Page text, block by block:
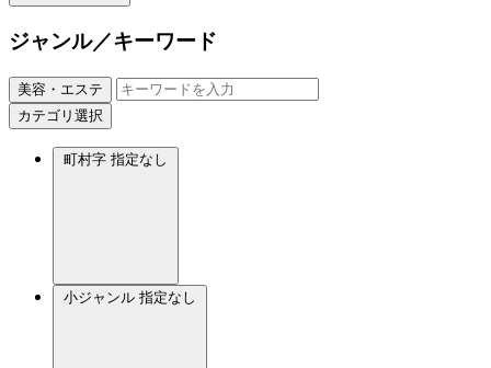
ジャンル／キーワード
美容・エステ
カテゴリ選択
町村字 指定なし
小ジャンル 指定なし